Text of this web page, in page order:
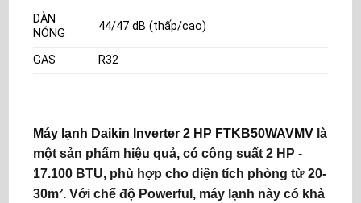
DÀN
NÓNG
44/47 dB (thấp/cao)
GAS R32
Máy lạnh Daikin Inverter 2 HP FTKB50WAVMV là
một sản phẩm hiệu quả, có công suất 2 HP -
17.100 BTU, phù hợp cho diện tích phòng từ 20-
30m². Với chế độ Powerful, máy lạnh này có khả